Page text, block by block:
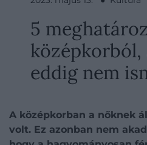
5
eddig nem
A középkorban a nőknek
volt. Ez azonban nem